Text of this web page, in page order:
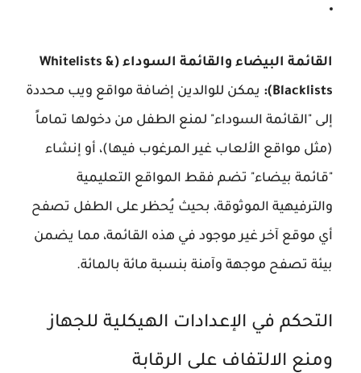
القائمة البيضاء والقائمة السوداء (Whitelists &
Blacklists):
يمكن للوالدين إضافة مواقع ويب محددة
إلى "القائمة السوداء" لمنع الطفل من دخولها تماماً
(مثل مواقع الألعاب غير المرغوب فيها)، أو إنشاء
"قائمة بيضاء" تضم فقط المواقع التعليمية
والترفيهية الموثوقة، بحيث يُحظر على الطفل تصفح
أي موقع آخر غير موجود في هذه القائمة، مما يضمن
بيئة تصفح موجهة وآمنة بنسبة مائة بالمائة.
التحكم في الإعدادات الهيكلية للجهاز
ومنع الالتفاف على الرقابة